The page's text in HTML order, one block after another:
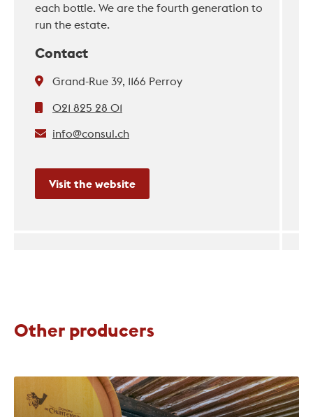
each bottle. We are the fourth generation to
run the estate.
Contact
Grand-Rue 39, 1166 Perroy
021 825 28 01
info@consul.ch
Visit the website
Other producers